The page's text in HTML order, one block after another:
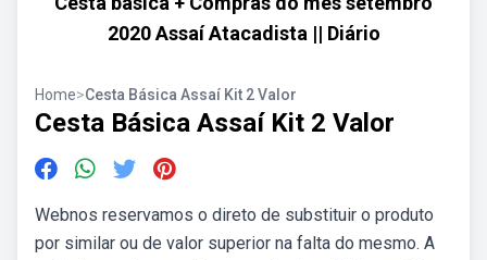
2020 Assaí Atacadista || Diário
Home>Cesta Básica Assaí Kit 2 Valor
Cesta Básica Assaí Kit 2 Valor
Webnos reservamos o direto de substituir o produto
por similar ou de valor superior na falta do mesmo. A